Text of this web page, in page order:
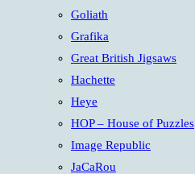
Goliath
Grafika
Great British Jigsaws
Hachette
Heye
HOP – House of Puzzles
Image Republic
JaCaRou